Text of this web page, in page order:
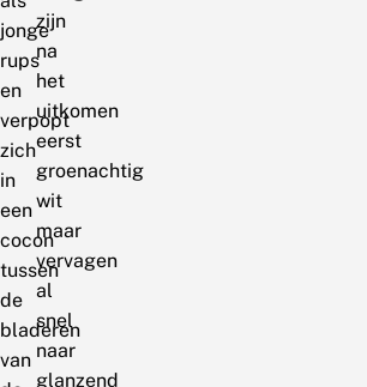
jonge
rups
en
verpopt
zich
in
een
cocon
tussen
de
bladeren
van
zijn
na
het
uitkomen
eerst
groenachtig
wit
maar
vervagen
al
snel
naar
glanzend